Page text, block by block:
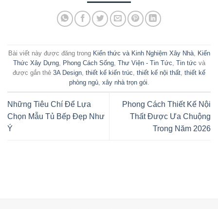
Bài viết này được đăng trong Kiến thức và Kinh Nghiệm Xây Nhà,
Kiến
Thức Xây Dựng, Phong Cách Sống, Thư Viện - Tin Tức Tin tức và
được gắn thẻ 3A Design thiết kế kiến trúc thiết kế nội thất thiết kế
phòng ngủ, xây nhà trọn gói
Những Tiêu Chí Để Lựa
Chọn Mẫu Tủ Bếp Đẹp Như
Ý
Phong Cách Thiết Kế Nội
Thất Được Ưa Chuộng
Trong Năm 2026